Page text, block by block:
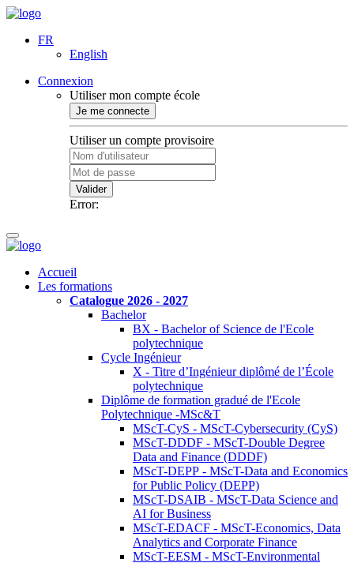
FR
English
Connexion
Utiliser mon compte école
Je me connecte
Utiliser un compte provisoire
Valider
Error:
Accueil
Les formations
Catalogue 2026 - 2027
Bachelor
BX - Bachelor of Science de l'Ecole
polytechnique
Cycle Ingénieur
X - Titre d’Ingénieur diplômé de l’École
polytechnique
Diplôme de formation gradué de l'Ecole
Polytechnique -MSc&T
MScT-CyS - MScT-Cybersecurity (CyS)
MScT-DDDF - MScT-Double Degree
Data and Finance (DDDF)
MScT-DEPP - MScT-Data and Economics
for Public Policy (DEPP)
MScT-DSAIB - MScT-Data Science and
AI for Business
MScT-EDACF - MScT-Economics, Data
Analytics and Corporate Finance
MScT-EESM - MScT-Environmental